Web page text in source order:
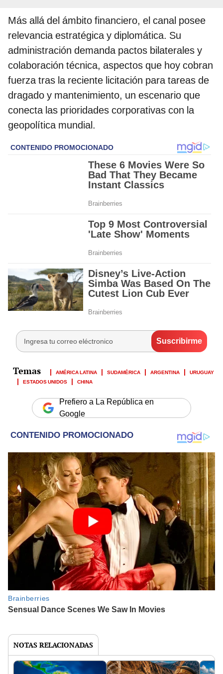
Más allá del ámbito financiero, el canal posee
relevancia estratégica y diplomática. Su
administración demanda pactos bilaterales y
colaboración técnica, aspectos que hoy cobran
fuerza tras la reciente licitación para tareas de
dragado y mantenimiento, un escenario que
conecta las prioridades corporativas con la
geopolítica mundial.
AMÉRICA LATINA SUDAMÉRICA ARGENTINA
URUGUAY
ESTADOS UNIDOS
CHINA
Prefiero a La República en
Google
NOTAS RELACIONADAS